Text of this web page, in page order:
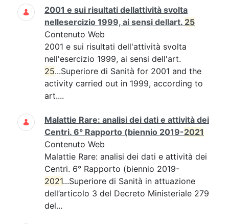
2001 e sui risultati dellattività svolta
nellesercizio 1999, ai sensi dellart. 25
Contenuto Web
2001 e sui risultati dell'attività svolta
nell'esercizio 1999, ai sensi dell'art.
25...Superiore di Sanità for 2001 and the
activity carried out in 1999, according to
art....
Malattie Rare: analisi dei dati e attività dei
Centri. 6° Rapporto (biennio 2019-2021
Contenuto Web
Malattie Rare: analisi dei dati e attività dei
Centri. 6° Rapporto (biennio 2019-
2021...Superiore di Sanità in attuazione
dell’articolo 3 del Decreto Ministeriale 279
del...